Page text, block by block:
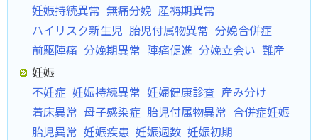
妊娠持続異常 無痛分娩 産褥期異常
ハイリスク新生児 胎児付属物異常 分娩合併症
前駆陣痛 分娩期異常 陣痛促進 分娩立会い 難産
妊娠
不妊症 妊娠持続異常 妊婦健康診査 産み分け
着床異常 母子感染症 胎児付属物異常 合併症妊娠
胎児異常 妊娠疾患 妊娠週数 妊娠初期